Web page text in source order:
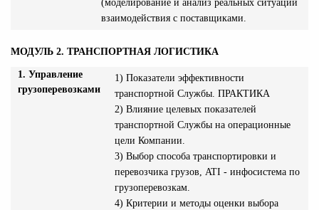
(моделирование и анализ реальных ситуаций
взаимодействия с поставщиками.
МОДУЛЬ 2. ТРАНСПОРТНАЯ ЛОГИСТИКА
1. Управление
грузоперевозками
1) Показатели эффективности
транспортной Службы. ПРАКТИКА
2) Влияние целевых показателей
транспортной Службы на операционные
цели Компании.
3) Выбор способа транспортировки и
перевозчика грузов, ATI - инфосистема по
грузоперевозкам.
4) Критерии и методы оценки выбора